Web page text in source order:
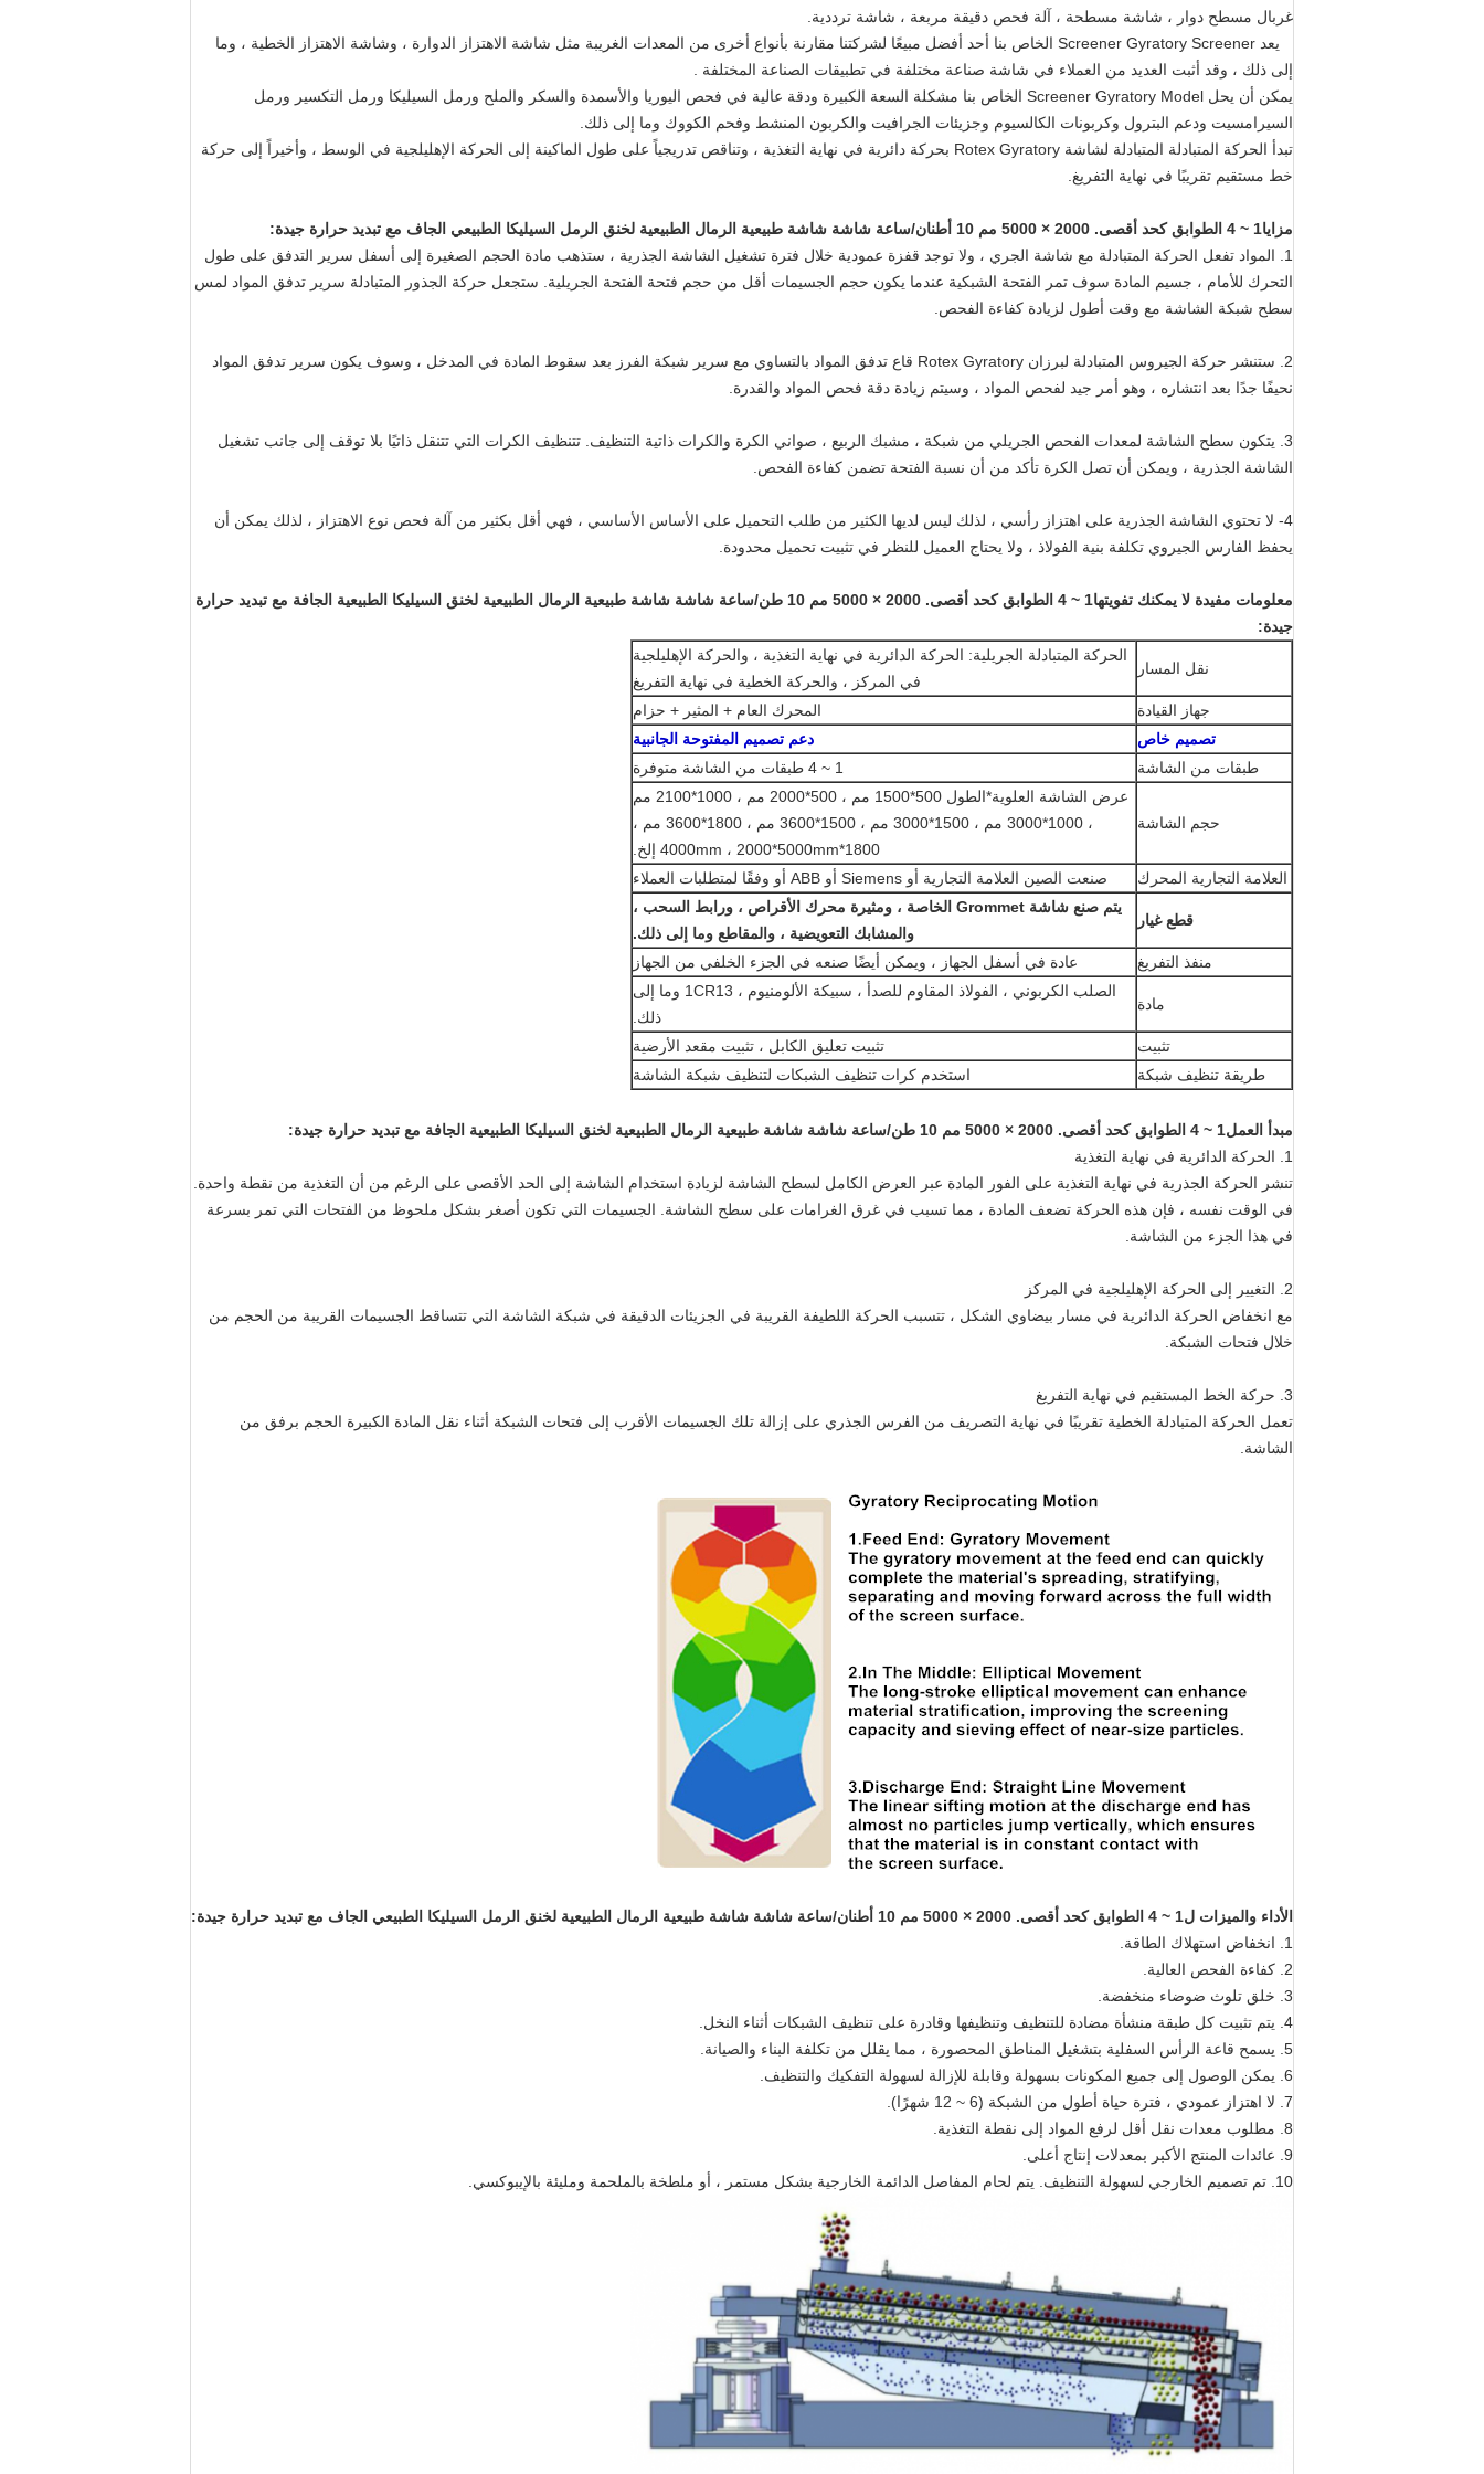
غربال مسطح دوار ، شاشة مسطحة ، آلة فحص دقيقة مربعة ، شاشة ترددية.
يعد Screener Gyratory Screener الخاص بنا أحد أفضل مبيعًا لشركتنا مقارنة بأنواع أخرى من المعدات الغريبة مثل شاشة الاهتزاز الدوارة ، وشاشة الاهتزاز الخطية ، وما
إلى ذلك ، وقد أثبت العديد من العملاء في شاشة صناعة مختلفة في تطبيقات الصناعة المختلفة .
يمكن أن يحل Screener Gyratory Model الخاص بنا مشكلة السعة الكبيرة ودقة عالية في فحص اليوريا والأسمدة والسكر والملح ورمل السيليكا ورمل التكسير ورمل
السيرامسيت ودعم البترول وكربونات الكالسيوم وجزيئات الجرافيت والكربون المنشط وفحم الكووك وما إلى ذلك.
تبدأ الحركة المتبادلة المتبادلة لشاشة Rotex Gyratory بحركة دائرية في نهاية التغذية ، وتناقص تدريجياً على طول الماكينة إلى الحركة الإهليلجية في الوسط ، وأخيراً إلى حركة
خط مستقيم تقريبًا في نهاية التفريغ.
مزايا1 ~ 4 الطوابق كحد أقصى. 2000 × 5000 مم 10 أطنان/ساعة شاشة شاشة طبيعية الرمال الطبيعية لخنق الرمل السيليكا الطبيعي الجاف مع تبديد حرارة جيدة:
1. المواد تفعل الحركة المتبادلة مع شاشة الجري ، ولا توجد قفزة عمودية خلال فترة تشغيل الشاشة الجذرية ، ستذهب مادة الحجم الصغيرة إلى أسفل سرير التدفق على طول
التحرك للأمام ، جسيم المادة سوف تمر الفتحة الشبكية عندما يكون حجم الجسيمات أقل من حجم فتحة الفتحة الجريلية. ستجعل حركة الجذور المتبادلة سرير تدفق المواد لمس
سطح شبكة الشاشة مع وقت أطول لزيادة كفاءة الفحص.
2. ستنشر حركة الجيروس المتبادلة لبرزان Rotex Gyratory قاع تدفق المواد بالتساوي مع سرير شبكة الفرز بعد سقوط المادة في المدخل ، وسوف يكون سرير تدفق المواد
نحيفًا جدًا بعد انتشاره ، وهو أمر جيد لفحص المواد ، وسيتم زيادة دقة فحص المواد والقدرة.
3. يتكون سطح الشاشة لمعدات الفحص الجريلي من شبكة ، مشبك الربيع ، صواني الكرة والكرات ذاتية التنظيف. تتنظيف الكرات التي تتنقل ذاتيًا بلا توقف إلى جانب تشغيل
الشاشة الجذرية ، ويمكن أن تصل الكرة تأكد من أن نسبة الفتحة تضمن كفاءة الفحص.
4- لا تحتوي الشاشة الجذرية على اهتزاز رأسي ، لذلك ليس لديها الكثير من طلب التحميل على الأساس الأساسي ، فهي أقل بكثير من آلة فحص نوع الاهتزاز ، لذلك يمكن أن
يحفظ الفارس الجيروي تكلفة بنية الفولاذ ، ولا يحتاج العميل للنظر في تثبيت تحميل محدودة.
معلومات مفيدة لا يمكنك تفويتها
1 ~ 4 الطوابق كحد أقصى. 2000 × 5000 مم 10 طن/ساعة شاشة شاشة طبيعية الرمال الطبيعية لخنق السيليكا الطبيعية الجافة مع تبديد حرارة
جيدة:
نقل المسار
الحركة المتبادلة الجريلية: الحركة الدائرية في نهاية التغذية ، والحركة الإهليلجية
في المركز ، والحركة الخطية في نهاية التفريغ
جهاز القيادة
المحرك العام + المثير + حزام
تصميم خاص
دعم تصميم المفتوحة الجانبية
طبقات من الشاشة
1 ~ 4 طبقات من الشاشة متوفرة
حجم الشاشة
عرض الشاشة العلوية*الطول 500*1500 مم ، 500*2000 مم ، 1000*2100 مم
، 1000*3000 مم ، 1500*3000 مم ، 1500*3600 مم ، 1800*3600 مم ،
1800*4000mm ، 2000*5000mm إلخ.
العلامة التجارية المحرك
صنعت الصين العلامة التجارية أو Siemens أو ABB أو وفقًا لمتطلبات العملاء
قطع غيار
يتم صنع شاشة Grommet الخاصة ، ومثيرة محرك الأقراص ، ورابط السحب ،
والمشابك التعويضية ، والمقاطع وما إلى ذلك.
منفذ التفريغ
عادة في أسفل الجهاز ، ويمكن أيضًا صنعه في الجزء الخلفي من الجهاز
مادة
الصلب الكربوني ، الفولاذ المقاوم للصدأ ، سبيكة الألومنيوم ، 1CR13 وما إلى
ذلك.
تثبيت
تثبيت تعليق الكابل ، تثبيت مقعد الأرضية
طريقة تنظيف شبكة
استخدم كرات تنظيف الشبكات لتنظيف شبكة الشاشة
مبدأ العمل1 ~ 4 الطوابق كحد أقصى. 2000 × 5000 مم 10 طن/ساعة شاشة شاشة طبيعية الرمال الطبيعية لخنق السيليكا الطبيعية الجافة مع تبديد حرارة جيدة
:
1. الحركة الدائرية في نهاية التغذية
تنشر الحركة الجذرية في نهاية التغذية على الفور المادة عبر العرض الكامل لسطح الشاشة لزيادة استخدام الشاشة إلى الحد الأقصى على الرغم من أن التغذية من نقطة واحدة.
في الوقت نفسه ، فإن هذه الحركة تضعف المادة ، مما تسبب في غرق الغرامات على سطح الشاشة. الجسيمات التي تكون أصغر بشكل ملحوظ من الفتحات التي تمر بسرعة
في هذا الجزء من الشاشة.
2. التغيير إلى الحركة الإهليلجية في المركز
مع انخفاض الحركة الدائرية في مسار بيضاوي الشكل ، تتسبب الحركة اللطيفة القريبة في الجزيئات الدقيقة في شبكة الشاشة التي تتساقط الجسيمات القريبة من الحجم من
خلال فتحات الشبكة.
3. حركة الخط المستقيم في نهاية التفريغ
تعمل الحركة المتبادلة الخطية تقريبًا في نهاية التصريف من الفرس الجذري على إزالة تلك الجسيمات الأقرب إلى فتحات الشبكة أثناء نقل المادة الكبيرة الحجم برفق من
الشاشة.
الأداء والميزات ل1 ~ 4 الطوابق كحد أقصى. 2000 × 5000 مم 10 أطنان/ساعة شاشة شاشة طبيعية الرمال الطبيعية لخنق الرمل السيليكا الطبيعي الجاف مع تبديد حرارة جيدة:
1. انخفاض استهلاك الطاقة.
2. كفاءة الفحص العالية.
3. خلق تلوث ضوضاء منخفضة.
4. يتم تثبيت كل طبقة منشأة مضادة للتنظيف وتنظيفها وقادرة على تنظيف الشبكات أثناء النخل.
5. يسمح قاعة الرأس السفلية بتشغيل المناطق المحصورة ، مما يقلل من تكلفة البناء والصيانة.
6. يمكن الوصول إلى جميع المكونات بسهولة وقابلة للإزالة لسهولة التفكيك والتنظيف.
7. لا اهتزاز عمودي ، فترة حياة أطول من الشبكة (6 ~ 12 شهرًا).
8. مطلوب معدات نقل أقل لرفع المواد إلى نقطة التغذية.
9. عائدات المنتج الأكبر بمعدلات إنتاج أعلى.
10. تم تصميم الخارجي لسهولة التنظيف. يتم لحام المفاصل الدائمة الخارجية بشكل مستمر ، أو ملطخة بالملحمة ومليئة بالإيبوكسي.